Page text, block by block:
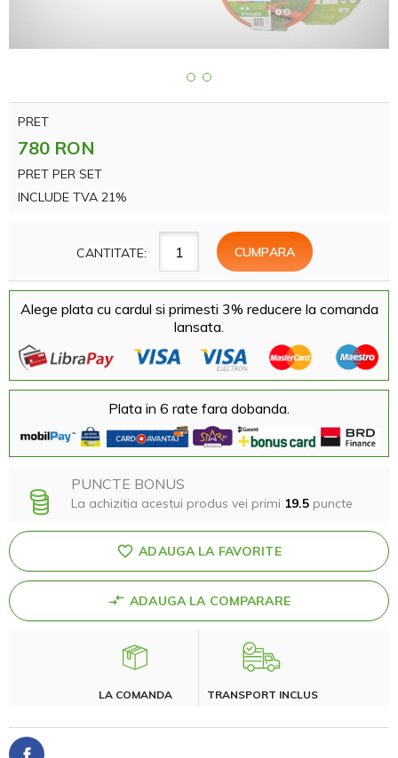
PRET
780 RON
PRET PER SET
INCLUDE TVA 21%
CANTITATE:
Alege plata cu cardul si primesti 3% reducere la comanda
lansata.
Plata in 6 rate fara dobanda.
PUNCTE BONUS
La achizitia acestui produs vei primi 19.5 puncte
ADAUGA LA FAVORITE
ADAUGA LA COMPARARE
LA COMANDA TRANSPORT INCLUS